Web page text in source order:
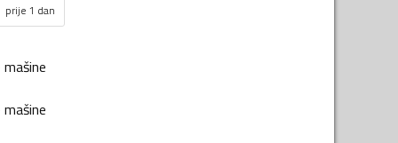
prije 1 dan